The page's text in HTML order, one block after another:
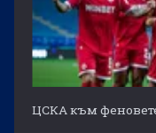
ЦСКА към